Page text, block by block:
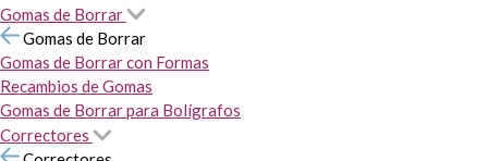
Gomas de Borrar
Gomas de Borrar
Gomas de Borrar con Formas
Recambios de Gomas
Gomas de Borrar para Bolígrafos
Correctores